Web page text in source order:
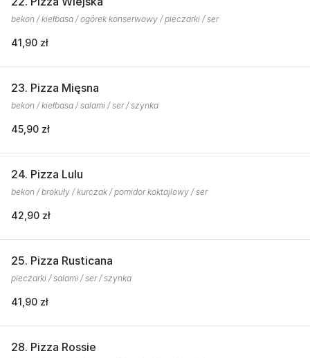
bekon / kiełbasa / ogórek konserwowy / pieczarki / ser
41,90 zł
23. Pizza Mięsna
bekon / kiełbasa / salami / ser / szynka
45,90 zł
24. Pizza Lulu
bekon / brokuły / kurczak / pomidor koktajlowy / ser
42,90 zł
25. Pizza Rusticana
pieczarki / salami / ser / szynka
41,90 zł
28. Pizza Rossie